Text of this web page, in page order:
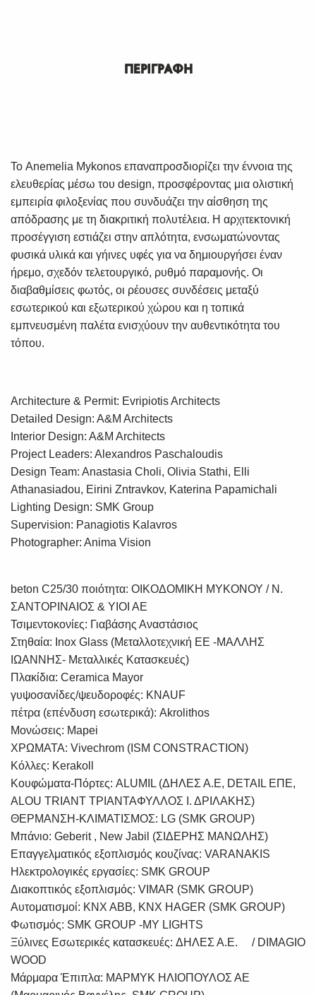
ΠΕΡΙΓΡΑΦΗ
Το Anemelia Mykonos επαναπροσδιορίζει την έννοια της
ελευθερίας μέσω του design, προσφέροντας μια ολιστική
εμπειρία φιλοξενίας που συνδυάζει την αίσθηση της
απόδρασης με τη διακριτική πολυτέλεια. Η αρχιτεκτονική
προσέγγιση εστιάζει στην απλότητα, ενσωματώνοντας
φυσικά υλικά και γήινες υφές για να δημιουργήσει έναν
ήρεμο, σχεδόν τελετουργικό, ρυθμό παραμονής. Οι
διαβαθμίσεις φωτός, οι ρέουσες συνδέσεις μεταξύ
εσωτερικού και εξωτερικού χώρου και η τοπικά
εμπνευσμένη παλέτα ενισχύουν την αυθεντικότητα του
τόπου.
Architecture & Permit: Evripiotis Architects
Detailed Design: A&M Architects
Interior Design: A&M Architects
Project Leaders: Alexandros Paschaloudis
Design Team: Anastasia Choli, Olivia Stathi, Elli
Athanasiadou, Eirini Zntravkov, Katerina Papamichali
Lighting Design: SMK Group
Supervision: Panagiotis Kalavros
Photographer: Anima Vision
beton C25/30 ποιότητα: ΟΙΚΟΔΟΜΙΚΗ ΜΥΚΟΝΟΥ / Ν.
ΣΑΝΤΟΡΙΝΑΙΟΣ & ΥΙΟΙ ΑΕ
Τσιμεντοκονίες: Γιαβάσης Αναστάσιος
Στηθαία: Inox Glass (Μεταλλοτεχνική ΕΕ -ΜΑΛΛΗΣ
ΙΩΑΝΝΗΣ- Μεταλλικές Κατασκευές)
Πλακίδια: Ceramica Mayor
γυψοσανίδες/ψευδοροφές: KNAUF
πέτρα (επένδυση εσωτερικά): Akrolithos
Μονώσεις: Mapei
ΧΡΩΜΑΤΑ: Vivechrom (ΙSM CONSTRACTION)
Κόλλες: Kerakoll
Κουφώματα-Πόρτες: ALUMIL (ΔΗΛΕΣ Α.Ε, DETAIL ΕΠΕ,
ALOU TRIANT ΤΡΙΑΝΤΑΦΥΛΛΟΣ Ι. ΔΡΙΛΑΚΗΣ)
ΘΕΡΜΑΝΣΗ-ΚΛΙΜΑΤΙΣΜΟΣ: LG (SMK GROUP)
Μπάνιο: Geberit , New Jabil (ΣΙΔΕΡΗΣ ΜΑΝΩΛΗΣ)
Επαγγελματικός εξοπλισμός κουζίνας: VARANAKIS
Ηλεκτρολογικές εργασίες: SMK GROUP
Διακοπτικός εξοπλισμός: VIMAR (SMK GROUP)
Αυτοματισμοί: KNX ABB, KNX HAGER (SMK GROUP)
Φωτισμός: SMK GROUP -MY LIGHTS
Ξύλινες Εσωτερικές κατασκευές: ΔΗΛΕΣ Α.Ε. / DIMAGIO
WOOD
Μάρμαρα Έπιπλα: ΜΑΡΜΥΚ ΗΛΙΟΠΟΥΛΟΣ ΑΕ